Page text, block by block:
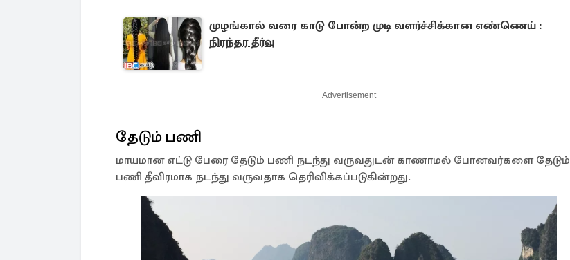
முழங்கால் வரை காடு போன்ற முடி வளர்ச்சிக்கான எண்ணெய் :
நிரந்தர தீர்வு
Advertisement
தேடும் பணி
மாயமான எட்டு பேரை தேடும் பணி நடந்து வருவதுடன் காணாமல் போனவர்களை தேடும்
பணி தீவிரமாக நடந்து வருவதாக தெரிவிக்கப்படுகின்றது.